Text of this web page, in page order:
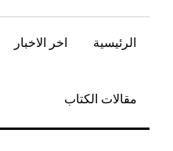
الرئيسية اخر الاخبار
مقالات الكتاب